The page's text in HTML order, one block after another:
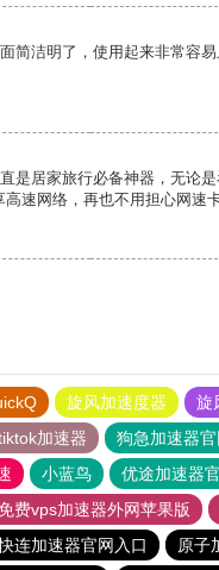
简洁明了，使用起来非常容
是居家旅行必备神器，无论
速网络，再也不用担心网速卡
旋风加速度器
旋
加速器
狗急加速器官
小蓝鸟 优途加速器
费vps加速器外网苹果版
连加速器官网入口
原子